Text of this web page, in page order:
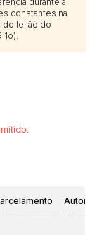
constantes na
do leilão do
1o).